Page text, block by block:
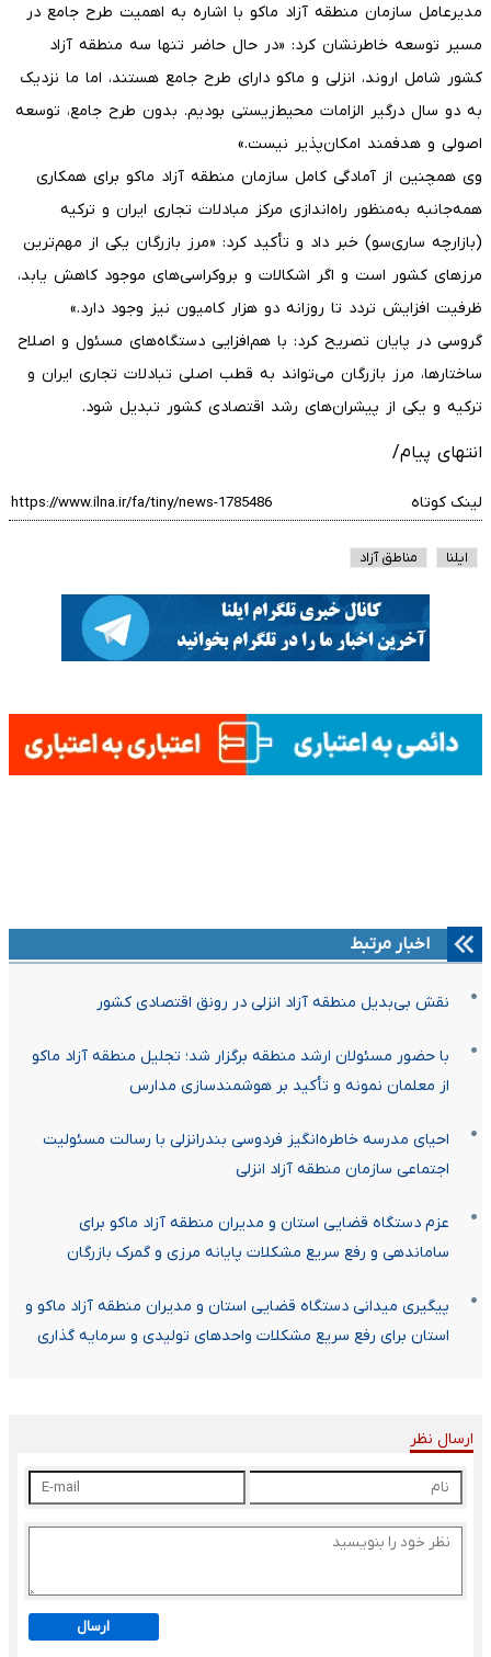
مدیرعامل سازمان منطقه آزاد ماکو با اشاره به اهمیت طرح جامع در
مسیر توسعه خاطرنشان کرد: «در حال حاضر تنها سه منطقه آزاد
کشور شامل اروند، انزلی و ماکو دارای طرح جامع هستند، اما ما نزدیک
به دو سال درگیر الزامات محیط‌زیستی بودیم. بدون طرح جامع، توسعه
اصولی و هدفمند امکان‌پذیر نیست.»
وی همچنین از آمادگی کامل سازمان منطقه آزاد ماکو برای همکاری
همه‌جانبه به‌منظور راه‌اندازی مرکز مبادلات تجاری ایران و ترکیه
(بازارچه ساری‌سو) خبر داد و تأکید کرد: «مرز بازرگان یکی از مهم‌ترین
مرزهای کشور است و اگر اشکالات و بروکراسی‌های موجود کاهش یابد،
ظرفیت افزایش تردد تا روزانه دو هزار کامیون نیز وجود دارد.»
گروسی در پایان تصریح کرد: با هم‌افزایی دستگاه‌های مسئول و اصلاح
ساختارها، مرز بازرگان می‌تواند به قطب اصلی تبادلات تجاری ایران و
ترکیه و یکی از پیشران‌های رشد اقتصادی کشور تبدیل شود.
انتهای پیام/
لینک کوتاه
ایلنا مناطق آزاد
اخبار مرتبط
نقش بی‌بدیل منطقه آزاد انزلی در رونق اقتصادی کشور
با حضور مسئولان ارشد منطقه برگزار شد؛ تجلیل منطقه آزاد ماکو
از معلمان نمونه و تأکید بر هوشمندسازی مدارس
احیای مدرسه خاطره‌انگیز فردوسی بندرانزلی با رسالت مسئولیت
اجتماعی سازمان منطقه آزاد انزلی
عزم دستگاه قضایی استان و مدیران منطقه آزاد ماکو برای
ساماندهی و رفع سریع مشکلات پایانه مرزی و گمرک بازرگان
پیگیری میدانی دستگاه قضایی استان و مدیران منطقه آزاد ماکو و
استان برای رفع سریع مشکلات واحدهای تولیدی و سرمایه گذاری
ارسال نظر
ارسال